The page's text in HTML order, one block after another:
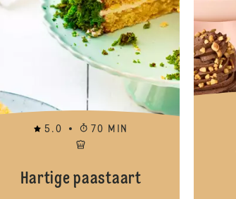
5.0 70 MIN
Hartige paastaart